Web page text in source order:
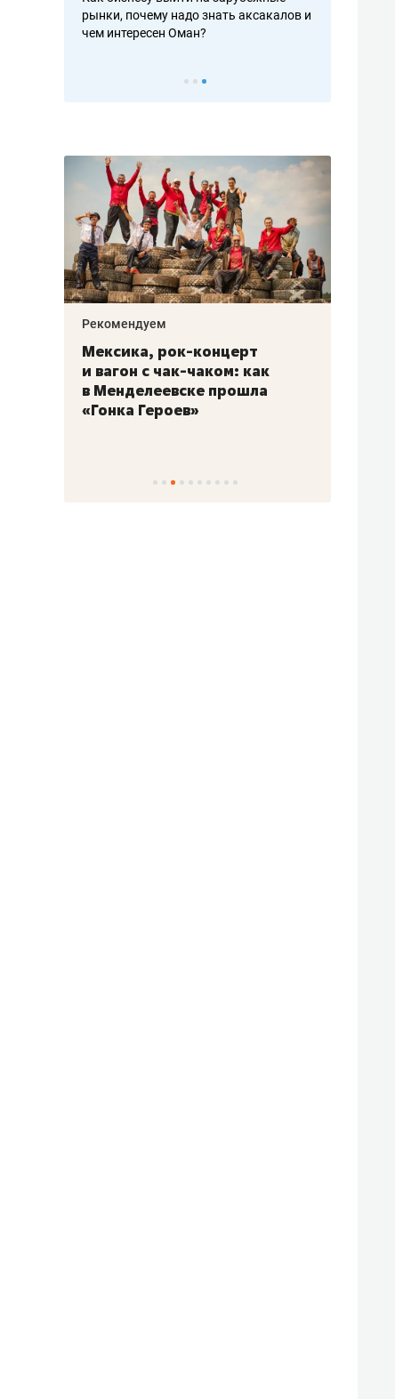
рынки, почему надо знать аксакалов и
чем интересен Оман?
Рекомендуем
Мексика, рок-концерт
и вагон с чак-чаком: как
в Менделеевске прошла
«Гонка Героев»